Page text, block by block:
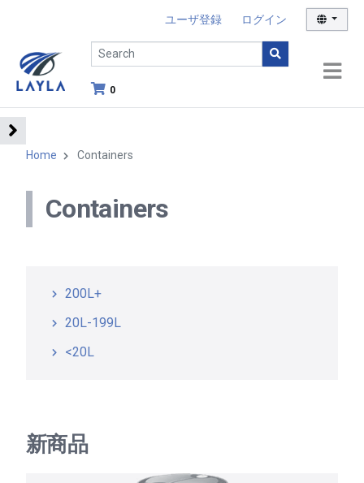
ユーザ登録 ログイン
0
Home Containers
Containers
200L+
20L-199L
<20L
新商品